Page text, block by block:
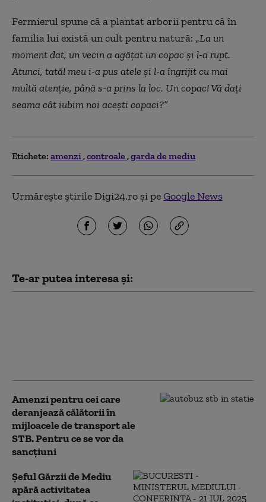
Fermierul spune că a plantat arborii pentru că în
familia lui există un cult pentru natură: „La un
moment dat, un vecin a agățat un copac și l-a rupt.
Atunci, tatăl meu i-a pus atele și l-a îngrijit cu mai
multă atenție, până s-a prins la loc. Un copac! Vă dați
seama cât iubim noi acești copaci?”
Etichete: amenzi controale garda de mediu
Urmărește știrile Digi24.ro și peGoogle News
Te-ar putea interesa și:
Amenzi pentru cei care
deranjează călătorii în
mijloacele de transport ale
STB. Pentru ce se vor da
sancțiuni
Șeful Gărzii de Mediu
apără activitatea